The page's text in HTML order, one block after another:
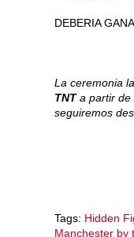
DEBERIA
La ceremonia
TNTa partir de
seguiremos
Tags: Hidden
Manchester by